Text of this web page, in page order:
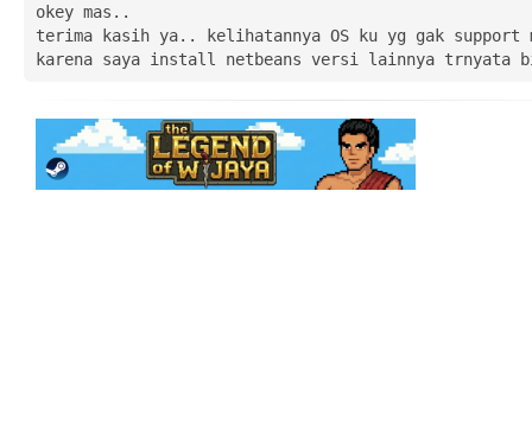
okey mas..
terima kasih ya.. kelihatannya OS ku yg gak support
karena saya install netbeans versi lainnya trnyata